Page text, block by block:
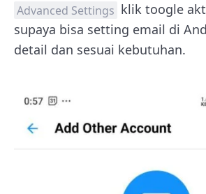
Advanced Settings klik toogle
supaya bisa setting email di
detail dan sesuai kebutuhan.